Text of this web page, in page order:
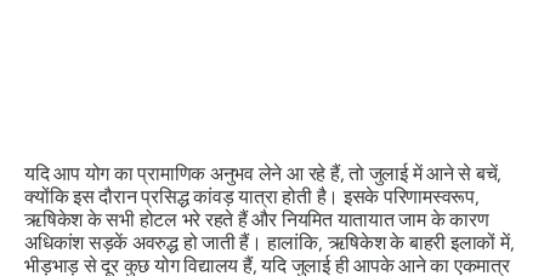
यदि आप योग का प्रामाणिक अनुभव लेने आ रहे हैं, तो जुलाई में आने से बचें,
क्योंकि इस दौरान प्रसिद्ध कांवड़ यात्रा होती है। इसके परिणामस्वरूप,
ऋषिकेश के सभी होटल भरे रहते हैं और नियमित यातायात जाम के कारण
अधिकांश सड़कें अवरुद्ध हो जाती हैं। हालांकि, ऋषिकेश के बाहरी इलाकों में,
भीड़भाड़ से दूर कुछ योग विद्यालय हैं, यदि जुलाई ही आपके आने का एकमात्र